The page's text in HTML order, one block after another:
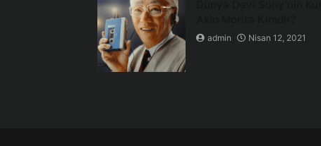
admin Nisan 12, 2021